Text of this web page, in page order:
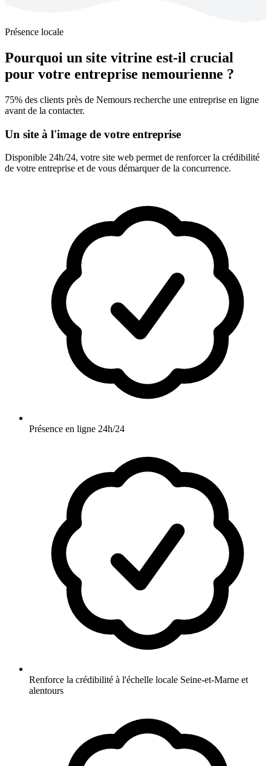
Présence locale
Pourquoi un site vitrine est-il crucial
pour votre entreprise nemourienne ?
75% des clients près de Nemours recherche une entreprise en ligne
avant de la contacter.
Un site à l'image de votre entreprise
Disponible 24h/24, votre site web permet de renforcer la crédibilité
de votre entreprise et de vous démarquer de la concurrence.
Présence en ligne 24h/24
Renforce la crédibilité à l'échelle locale Seine-et-Marne et
alentours